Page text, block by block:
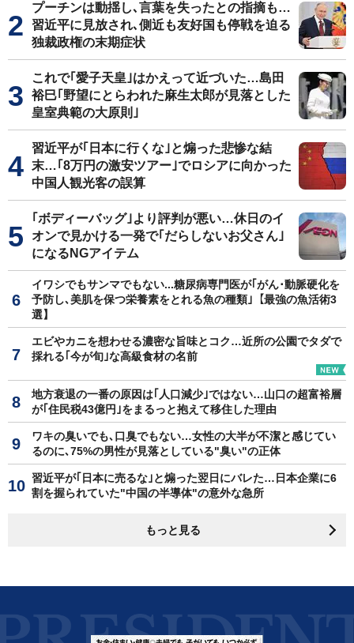
プーチンは動揺し､言葉を失ったとの指摘も…
習近平に見放され､側近も友好国も停戦を迫る
独裁政権の末期症状
これで｢愛子天皇｣はかえって近づいた…島田
裕巳｢野望にとらわれた麻生太郎が見落とした
皇室典範の大原則｣
習近平が｢日本に行くな｣と煽った悲惨な結
末…｢8万円の激安ツアー｣でロシアに向かった
中国人観光客の誤算
｢ボディーバッグ｣より評判が悪い…休日のイ
オンで見かける一発で｢だらしないお父さん｣
になるNGアイテム
イワシでもサンマでもない...糖尿病専門医が｢がん･動脈硬化を
予防し､美肌を保つ栄養素をとれる魚の種類｣【最強の魚活術3
選】
エビやカニを想わせる濃密な旨味とコク…近所の公園でタダで
採れる｢今が旬｣な高級食材の名前
地方衰退の一番の原因は｢人口減少｣ではない…山口の超富裕層
が｢住民税43億円｣をまるっと抱えて移住した理由
ワキの臭いでも､口臭でもない…女性の大半が不潔と感じてい
るのに､75%の男性が見落としている"臭い"の正体
習近平が｢日本に売るな｣と煽った翌日にバレた…日本企業に6
割を握られていた"中国の半導体"の意外な急所
もっと見る